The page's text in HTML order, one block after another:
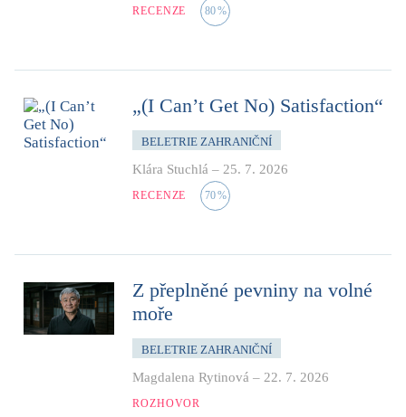
RECENZE 80%
„(I Can’t Get No) Satisfaction“
BELETRIE ZAHRANIČNÍ
Klára Stuchlá – 25. 7. 2026
RECENZE 70%
Z přeplněné pevniny na volné
moře
BELETRIE ZAHRANIČNÍ
Magdalena Rytinová – 22. 7. 2026
ROZHOVOR